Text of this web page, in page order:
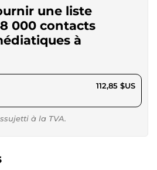
une liste
000 contacts
à
104,01 $US 112,85 $US
à la TVA.